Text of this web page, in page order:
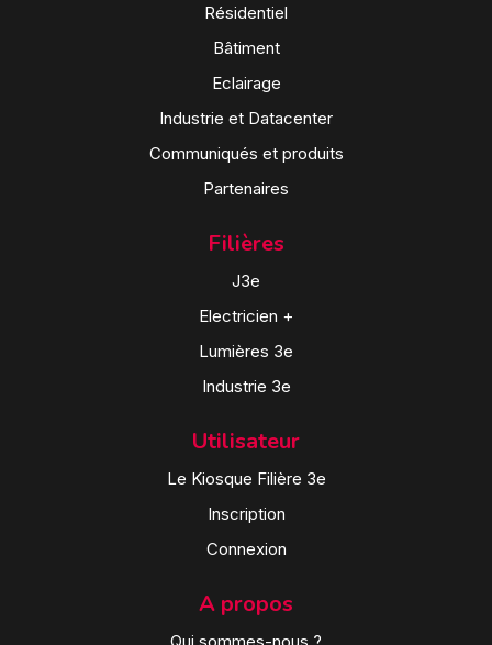
Résidentiel
Bâtiment
Eclairage
Industrie et Datacenter
Communiqués et produits
Partenaires
Filières
J3e
Electricien +
Lumières 3e
Industrie 3e
Utilisateur
Le Kiosque Filière 3e
Inscription
Connexion
A propos
Qui sommes-nous ?